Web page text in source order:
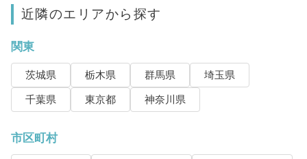
近隣のエリアから探す
関東
茨城県 栃木県 群馬県
埼玉県
千葉県
東京都 神奈川県
市区町村